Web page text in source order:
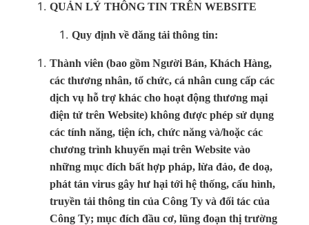
QUẢN LÝ THÔNG TIN TRÊN WEBSITE
Quy định về đăng tải thông tin:
Thành viên (bao gồm Người Bán, Khách Hàng,
các thương nhân, tổ chức, cá nhân cung cấp các
dịch vụ hỗ trợ khác cho hoạt động thương mại
điện tử trên Website) không được phép sử dụng
các tính năng, tiện ích, chức năng và/hoặc các
chương trình khuyến mại trên Website vào
những mục đích bất hợp pháp, lừa đảo, đe doạ,
phát tán virus gây hư hại tới hệ thống, cấu hình,
truyền tải thông tin của Công Ty và đối tác của
Công Ty; mục đích đầu cơ, lũng đoạn thị trường